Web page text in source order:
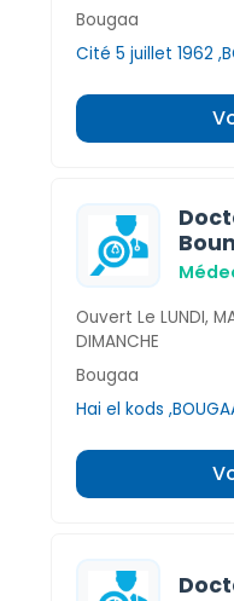
Bougaa
Cité 5 juillet 1962
Ouvert Le LUNDI,
DIMANCHE
Bougaa
Hai el kods